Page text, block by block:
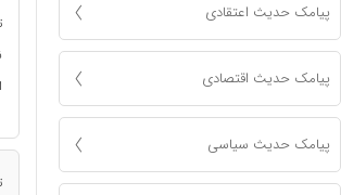
پیامک حدیث اعتقادی
پیامک حدیث اقتصادی
پیامک حدیث سیاسی